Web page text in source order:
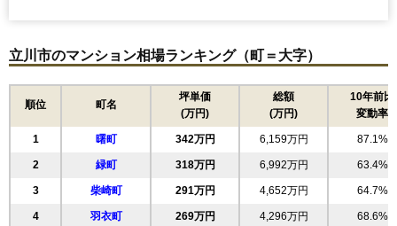
サンクレイドル立川幸町
住所 東京都立川市幸町1丁目
交通
相場 3,650万円～3,950万円
(73.0万円/㎡~79.0万円/㎡)
マンションナビで
立川市のマンション相場ランキング（町＝大字）
順位 町名
坪単価
(万円)
総額
(万円)
10年前比
変動率
1 曙町 342万円 6,159万円 87.1%
2 緑町 318万円 6,992万円 63.4%
3 柴崎町 291万円 4,652万円 64.7%
4 羽衣町 269万円 4,296万円 68.6%